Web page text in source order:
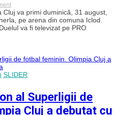
on
Duelul
județului
Cluj
în
feminin!
Cluj
–
Olimpia
Gherla,
la
Iclod!
va primi duminică, 31 august,
pe arena din comuna Iclod.
va fi televizat pe PRO
SLIDER
al Superligii de
Cluj a debutat cu